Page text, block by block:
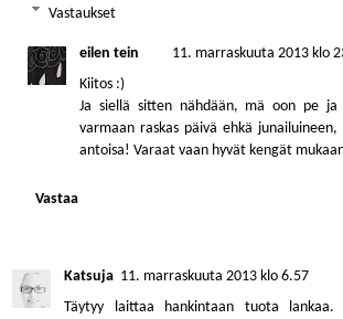
Vastaukset
eilen tein
11. marraskuuta 2013 klo
Kiitos :)
Ja siellä sitten nähdään, mä oon pe
varmaan raskas päivä ehkä
antoisa! Varaat vaan hyvät kengät
Vastaa
Katsuja 11. marraskuuta 2013 klo 6.57
Täytyy laittaa hankintaan tuota lankaa.